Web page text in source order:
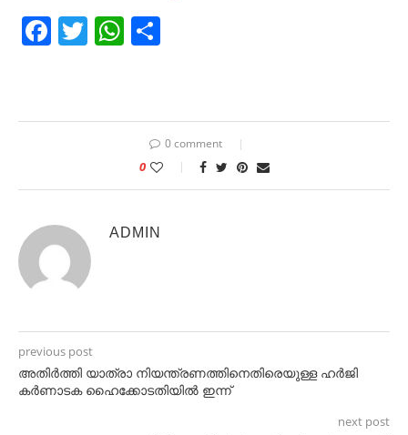
Facebook
TwitterWhatsApp
0 comment
0
ADMIN
previous post
അതിർത്തി യാത്രാ നിയന്ത്രണത്തിനെതിരെയുള്ള ഹർജി
കർണാടക ഹൈക്കോടതിയില്‍ ഇന്ന്
next post